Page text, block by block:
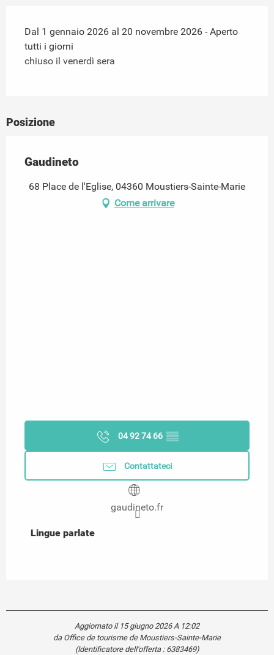
Dal 1 gennaio 2026 al 20 novembre 2026 - Aperto
tutti i giorni
chiuso il venerdì sera
Posizione
Gaudineto
68 Place de l'Eglise, 04360 Moustiers-Sainte-Marie
Come arrivare
04 92 74 66 ▒▒
Contattateci
gaudineto.fr
Lingue parlate
Lingue parlate
Aggiornato il 15 giugno 2026 A 12:02
da Office de tourisme de Moustiers-Sainte-Marie
(Identificatore dell'offerta : 6383469)